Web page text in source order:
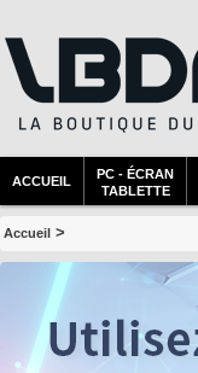
ACCUEIL
PC - ÉCRAN
TABLETTE
Accueil >